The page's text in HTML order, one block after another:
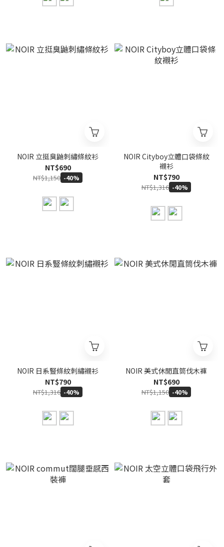
NOIR 立挺臭鼬刺繡條紋衫
NT$690
NT$1,150 -40%
NOIR Cityboy立體口袋條紋
襯衫
NT$790
NT$1,316 -40%
NOIR 日系豎條紋刺繡襯衫
NT$790
NT$1,316 -40%
NOIR 美式休閒直筒伐木褲
NT$690
NT$1,150 -40%